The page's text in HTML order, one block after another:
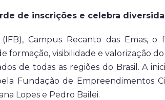
de inscrições e celebra
Campus Recanto das Emas,
visibilidade e valorização
de todas as regiões do Brasil. A
Fundação de Empreendimentos
Lopes e Pedro Bailei.